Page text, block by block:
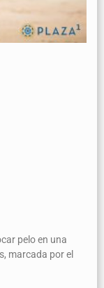
pelo en una
marcada por el